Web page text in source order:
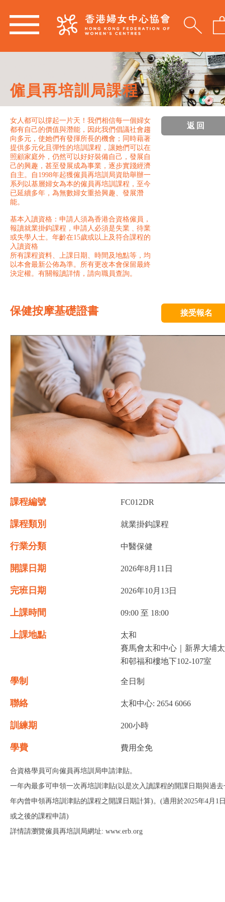
僱員再培訓局課程
女人都可以撐起一片天！我們相信每一個婦女
都有自己的價值與潛能，因此我們倡議社會趨
向多元，使她們有發揮所長的機會；同時藉著
提供多元化且彈性的培訓課程，讓她們可以在
照顧家庭外，仍然可以好好裝備自己，發展自
己的興趣，甚至發展成為事業，逐步實踐經濟
自主。自1998年起獲僱員再培訓局資助舉辦一
系列以基層婦女為本的僱員再培訓課程，至今
已延續多年，為無數婦女重拾興趣、發展潛
能。
基本入讀資格：申請人須為香港合資格僱員，
報讀就業掛鈎課程，申請人必須是失業﹑待業
或失學人士。年齡在15歲或以上及符合課程的
入讀資格
所有課程資料、上課日期、時間及地點等，均
以本會最新公佈為準。所有更改本會保留最終
決定權。有關報讀詳情，請向職員查詢。
返回
保健按摩基礎證書 接受報名
課程編號 FC012DR
課程類別 就業掛鈎課程
行業分類 中醫保健
開課日期 2026年8月11日
完班日期 2026年10月13日
上課時間 09:00 至 18:00
上課地點
太和
賽馬會太和中心｜新界大埔太
和邨福和樓地下102-107室
學制 全日制
聯絡 太和中心: 2654 6066
訓練期 200小時
學費 費用全免
合資格學員可向僱員再培訓局申請津貼。
一年內最多可申領一次再培訓津貼(以是次入讀課程的開課日期與過去
年內曾申領再培訓津貼的課程之開課日期計算)。(適用於2025年4月1
或之後的課程申請)
詳情請瀏覽僱員再培訓局網址: www.erb.org